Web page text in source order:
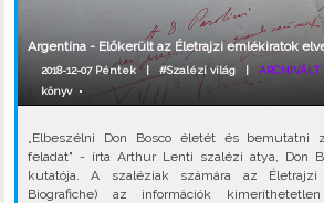
Argentína - Előkerült az Életrajzi emlékiratok
2018-12-07 Péntek |#Szalézi világ |ARCHIVÁLT
könyv•
„Elbeszélni Don Bosco életét és bemutatni
feladat" - írta Arthur Lenti szalézi atya, Don
kutatója. A szaléziak számára az Életrajzi
Biografiche) az információk